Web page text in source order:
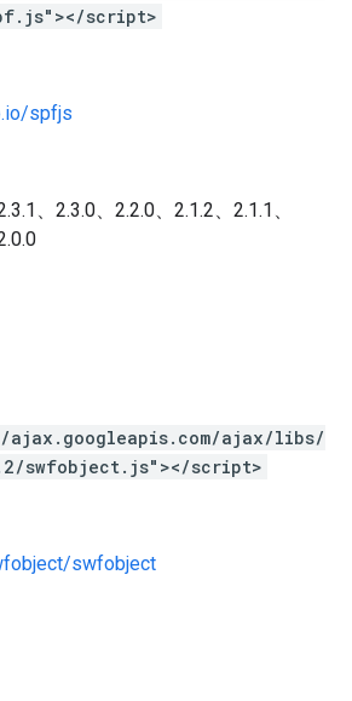
script>
spfjs
、2.3.0、2.2.0、2.1.2、2.1.1、
ajax/libs/
swfobject.js"></script>
swfobject